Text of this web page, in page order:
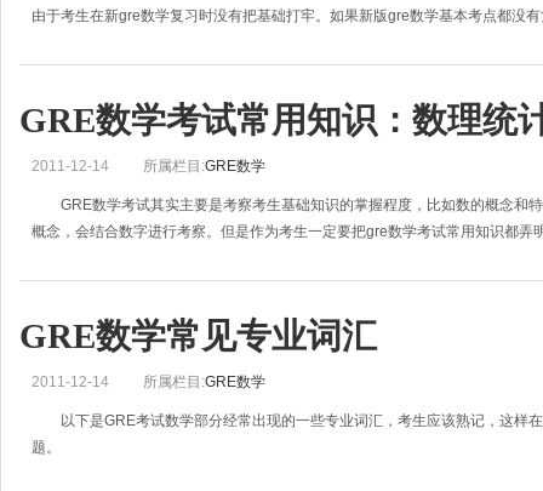
由于考生在新gre数学复习时没有把基础打牢。如果新版gre数学基本考点都没
GRE数学考试常用知识：数理统
2011-12-14 所属栏目:GRE数学
GRE数学考试其实主要是考察考生基础知识的掌握程度，比如数的概念和
概念，会结合数字进行考察。但是作为考生一定要把gre数学考试常用知识都弄
GRE数学常见专业词汇
2011-12-14 所属栏目:GRE数学
以下是GRE考试数学部分经常出现的一些专业词汇，考生应该熟记，这样
题。